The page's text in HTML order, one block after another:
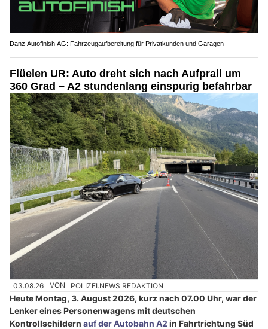
Danz Autofinish AG: Fahrzeugaufbereitung für Privatkunden und Garagen
Flüelen UR: Auto dreht sich nach Aufprall um
360 Grad – A2 stundenlang einspurig befahrbar
03.08.26 VON POLIZEI.NEWS REDAKTION
Heute Montag, 3. August 2026, kurz nach 07.00 Uhr, war der
Lenker eines Personenwagens mit deutschen
Kontrollschildern auf der Autobahn A2 in Fahrtrichtung Süd